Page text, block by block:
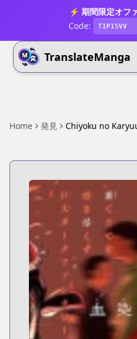
⚡ 期間限定オフ
Code:
T1P15VV
TranslateManga
Home 発見 Chiyoku no